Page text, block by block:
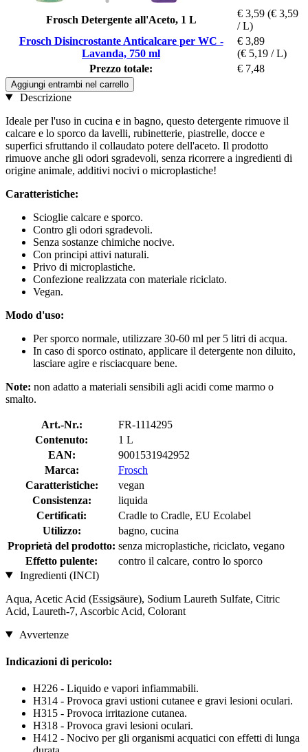
Frosch Detergente all'Aceto, 1 L
€ 3,59 (€ 3,59
/ L)
Frosch Disincrostante Anticalcare per WC -
Lavanda, 750 ml
€ 3,89
(€ 5,19 / L)
Prezzo totale:
€ 7,48
Aggiungi entrambi nel carrello
Descrizione
Ideale per l'uso in cucina e in bagno, questo detergente rimuove il
calcare e lo sporco da lavelli, rubinetterie, piastrelle, docce e
superfici sfruttando il collaudato potere dell'aceto. Il prodotto
rimuove anche gli odori sgradevoli, senza ricorrere a ingredienti di
origine animale, additivi nocivi o microplastiche!
Caratteristiche:
Scioglie calcare e sporco.
Contro gli odori sgradevoli.
Senza sostanze chimiche nocive.
Con principi attivi naturali.
Privo di microplastiche.
Confezione realizzata con materiale riciclato.
Vegan.
Modo d'uso:
Per sporco normale, utilizzare 30-60 ml per 5 litri di acqua.
In caso di sporco ostinato, applicare il detergente non diluito,
lasciare agire e risciacquare bene.
Note: non adatto a materiali sensibili agli acidi come marmo o
smalto.
Art.-Nr.:
FR-1114295
Contenuto:
1 L
EAN:
9001531942952
Marca:
Frosch
Caratteristiche:
vegan
Consistenza:
liquida
Certificati:
Cradle to Cradle, EU Ecolabel
Utilizzo:
bagno, cucina
Proprietà del prodotto: senza microplastiche, riciclato, vegano
Effetto pulente:
contro il calcare, contro lo sporco
Ingredienti (INCI)
Aqua, Acetic Acid (Essigsäure), Sodium Laureth Sulfate, Citric
Acid, Laureth-7, Ascorbic Acid, Colorant
Avvertenze
Indicazioni di pericolo:
H226 - Liquido e vapori infiammabili.
H314 - Provoca gravi ustioni cutanee e gravi lesioni oculari.
H315 - Provoca irritazione cutanea.
H318 - Provoca gravi lesioni oculari.
H412 - Nocivo per gli organismi acquatici con effetti di lunga